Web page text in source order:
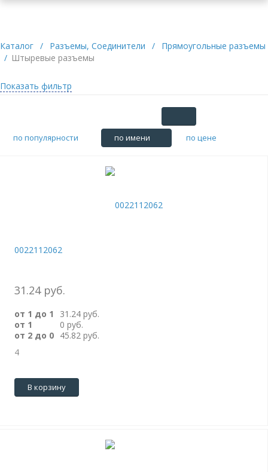
Каталог / Разъемы, Соединители /
Прямоугольные разъемы
/ Штыревые разъемы
Показать фильтр
по популярности по имени по цене
0022112062
31.24 руб.
от 1 до 1
31.24 руб.
от 1
0 руб.
от 2 до 0 45.82 руб.
4
В корзину